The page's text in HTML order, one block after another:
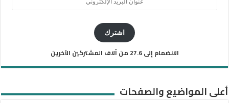
اشترك
الانضمام إلى 27.6 من آلاف المشتركين الآخرين
أعلى المواضيع والصفحات